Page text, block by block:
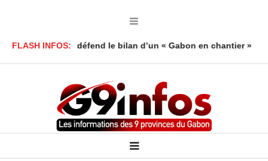
FLASH INFOS:défend le bilan d’un « Gabon en chantier » Mort